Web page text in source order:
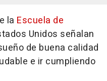
la Escuela de
Unidos señalan
de buena calidad
e ir cumpliendo